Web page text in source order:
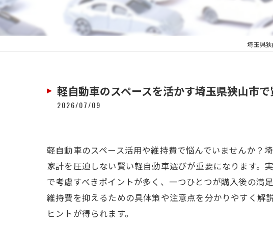
埼玉県
軽自動車のスペースを活かす埼玉県狭山市
2026/07/09
軽自動車のスペース活用や維持費で悩んでいませんか？
家計を圧迫しない賢い軽自動車選びが重要になります。
で考慮すべきポイントが多く、一つひとつが購入後の満
維持費を抑えるための具体策や注意点を分かりやすく
ヒントが得られます。